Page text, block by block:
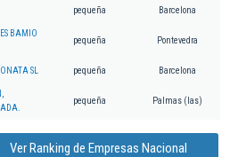
pequeña Barcelona
BAMIO
pequeña Pontevedra
SL pequeña Barcelona
pequeña Palmas (las)
Ver Ranking de Empresas Nacional